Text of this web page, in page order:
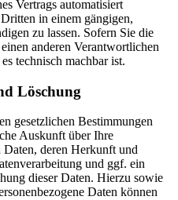
Vertrags automatisiert
in einem gängigen,
zu lassen. Sofern Sie die
anderen Verantwortlichen
technisch machbar ist.
Löschung
gesetzlichen Bestimmungen
Auskunft über Ihre
Daten, deren Herkunft und
und ggf. ein
dieser Daten. Hierzu sowie
Daten können